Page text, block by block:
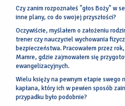
Czy zanim rozpoznałeś "głos Boży" w
inne plany, co do swojej przyszłości?
Oczywiście, myślałem o założeniu
trener czy nauczyciel wychowania
bezpieczeństwa. Pracowałem przez
Mamre, gdzie zajmowałem się
ewangelizacyjnych.
Wielu księży na pewnym etapie swego
kapłana, który ich w pewien sposób
przypadku było podobnie?